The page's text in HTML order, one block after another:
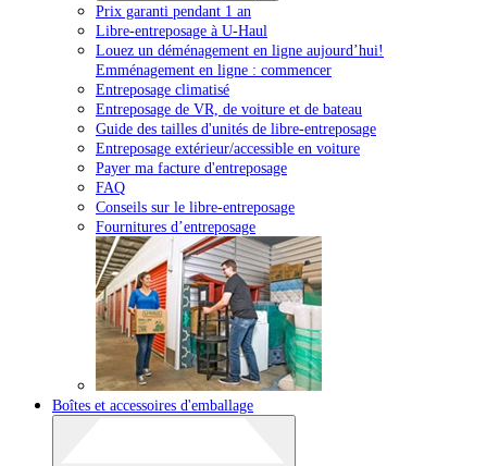
Prix garanti pendant 1 an
Libre-entreposage à U-Haul
Louez un déménagement en ligne aujourd’hui!
Emménagement en ligne : commencer
Entreposage climatisé
Entreposage de VR, de voiture et de bateau
Guide des tailles d'unités de libre-entreposage
Entreposage extérieur/accessible en voiture
Payer ma facture d'entreposage
FAQ
Conseils sur le libre-entreposage
Fournitures d’entreposage
Boîtes et accessoires d'emballage